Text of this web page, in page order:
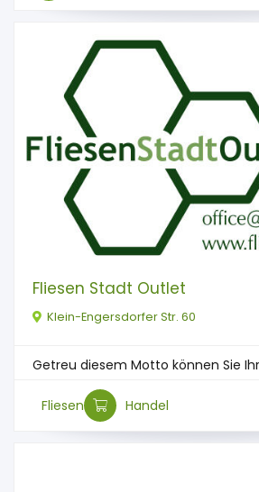
Fliesen Stadt Outlet
Klein-Engersdorfer Str. 60
Getreu diesem Motto können Sie
Fliesen Handel